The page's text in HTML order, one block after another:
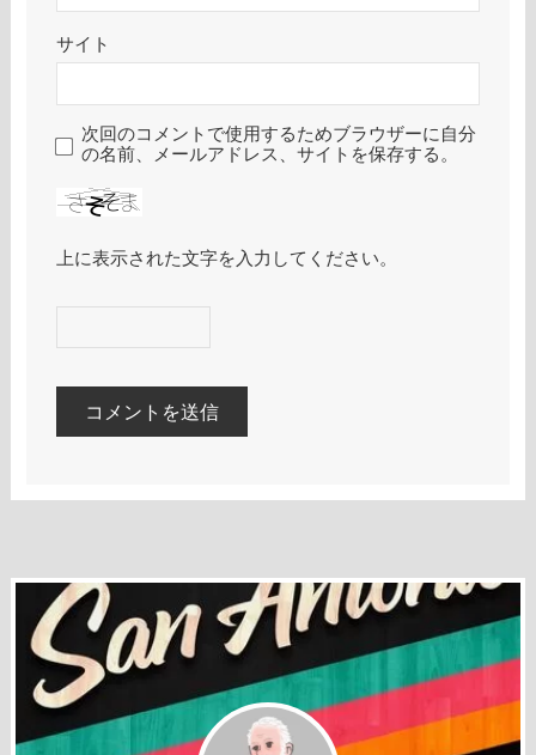
サイト
次回のコメントで使用するためブラウザーに自分
の名前、メールアドレス、サイトを保存する。
上に表示された文字を入力してください。